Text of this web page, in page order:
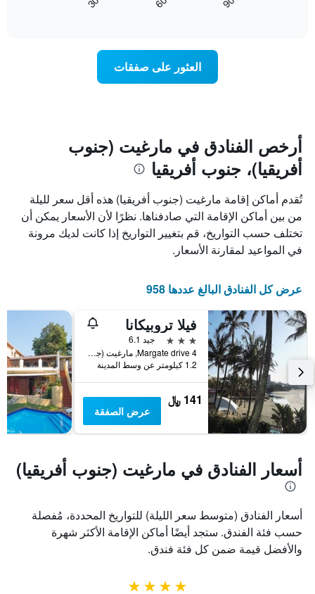
المخطط
1
محور
Y
الذي
يعرض
متوسط
سعر
غرفة
في
نهاية
هذا
الأسبوع
خلال
آخر
أيام
محور
الذي
يعرض
عدد
الأيام
قبل
الإقامة
يتضمن
التالي
1
محور
Y
الذي
يعرض
متوسط
سعر
غرفة
العثور على صفقات
أرخص الفنادق في مارغيت (جنوب
أفريقيا)، جنوب أفريقيا
تُقدم أماكن إقامة مارغيت (جنوب أفريقيا) هذه أقل سعر لليلة
من بين أماكن الإقامة التي صادفناها. نظرًا لأن الأسعار يمكن أن
تختلف حسب التواريخ، قم بتغيير التواريخ إذا كانت لديك مرونة
في المواعيد لمقارنة الأسعار.
عرض كل الفنادق البالغ عددها 958
فيلا تروبيكانا
3 نجوم
جيد 6.1
4 Margate drive, مارغيت (جنوب أفريقيا), محافظة كوازولو ناتال, جنوب أفريقيا
1.2 كيلومتر عن وسط المدينة
141 ﷼
عرض الصفقة
أسعار الفنادق في مارغيت (جنوب أفريقيا)
أسعار الفنادق (متوسط سعر الليلة) للتواريخ المحددة، مُفصلة
حسب فئة الفندق. ستجد أيضًا أماكن الإقامة الأكثر شهرة
والأفضل قيمة ضمن كل فئة فندق.
4 نجوم